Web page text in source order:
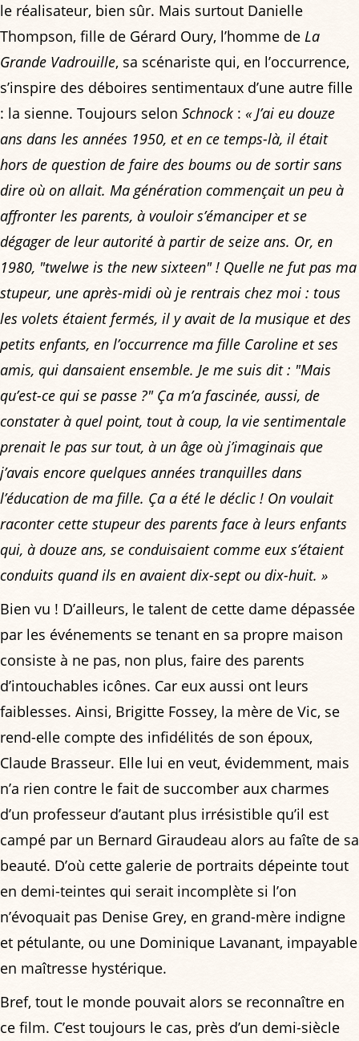
le réalisateur, bien sûr. Mais surtout Danielle
Thompson, fille de Gérard Oury, l’homme de La
Grande Vadrouille, sa scénariste qui, en l’occurrence,
s’inspire des déboires sentimentaux d’une autre fille
: la sienne. Toujours selon Schnock : « J’ai eu douze
ans dans les années 1950, et en ce temps-là, il était
hors de question de faire des boums ou de sortir sans
dire où on allait. Ma génération commençait un peu à
affronter les parents, à vouloir s’émanciper et se
dégager de leur autorité à partir de seize ans. Or, en
1980, "twelwe is the new sixteen" ! Quelle ne fut pas ma
stupeur, une après-midi où je rentrais chez moi : tous
les volets étaient fermés, il y avait de la musique et des
petits enfants, en l’occurrence ma fille Caroline et ses
amis, qui dansaient ensemble. Je me suis dit : "Mais
qu’est-ce qui se passe ?" Ça m’a fascinée, aussi, de
constater à quel point, tout à coup, la vie sentimentale
prenait le pas sur tout, à un âge où j’imaginais que
j’avais encore quelques années tranquilles dans
l’éducation de ma fille. Ça a été le déclic ! On voulait
raconter cette stupeur des parents face à leurs enfants
qui, à douze ans, se conduisaient comme eux s’étaient
conduits quand ils en avaient dix-sept ou dix-huit. »
Bien vu ! D’ailleurs, le talent de cette dame dépassée
par les événements se tenant en sa propre maison
consiste à ne pas, non plus, faire des parents
d’intouchables icônes. Car eux aussi ont leurs
faiblesses. Ainsi, Brigitte Fossey, la mère de Vic, se
rend-elle compte des infidélités de son époux,
Claude Brasseur. Elle lui en veut, évidemment, mais
n’a rien contre le fait de succomber aux charmes
d’un professeur d’autant plus irrésistible qu’il est
campé par un Bernard Giraudeau alors au faîte de sa
beauté. D’où cette galerie de portraits dépeinte tout
en demi-teintes qui serait incomplète si l’on
n’évoquait pas Denise Grey, en grand-mère indigne
et pétulante, ou une Dominique Lavanant, impayable
en maîtresse hystérique.
Bref, tout le monde pouvait alors se reconnaître en
ce film. C’est toujours le cas, près d’un demi-siècle